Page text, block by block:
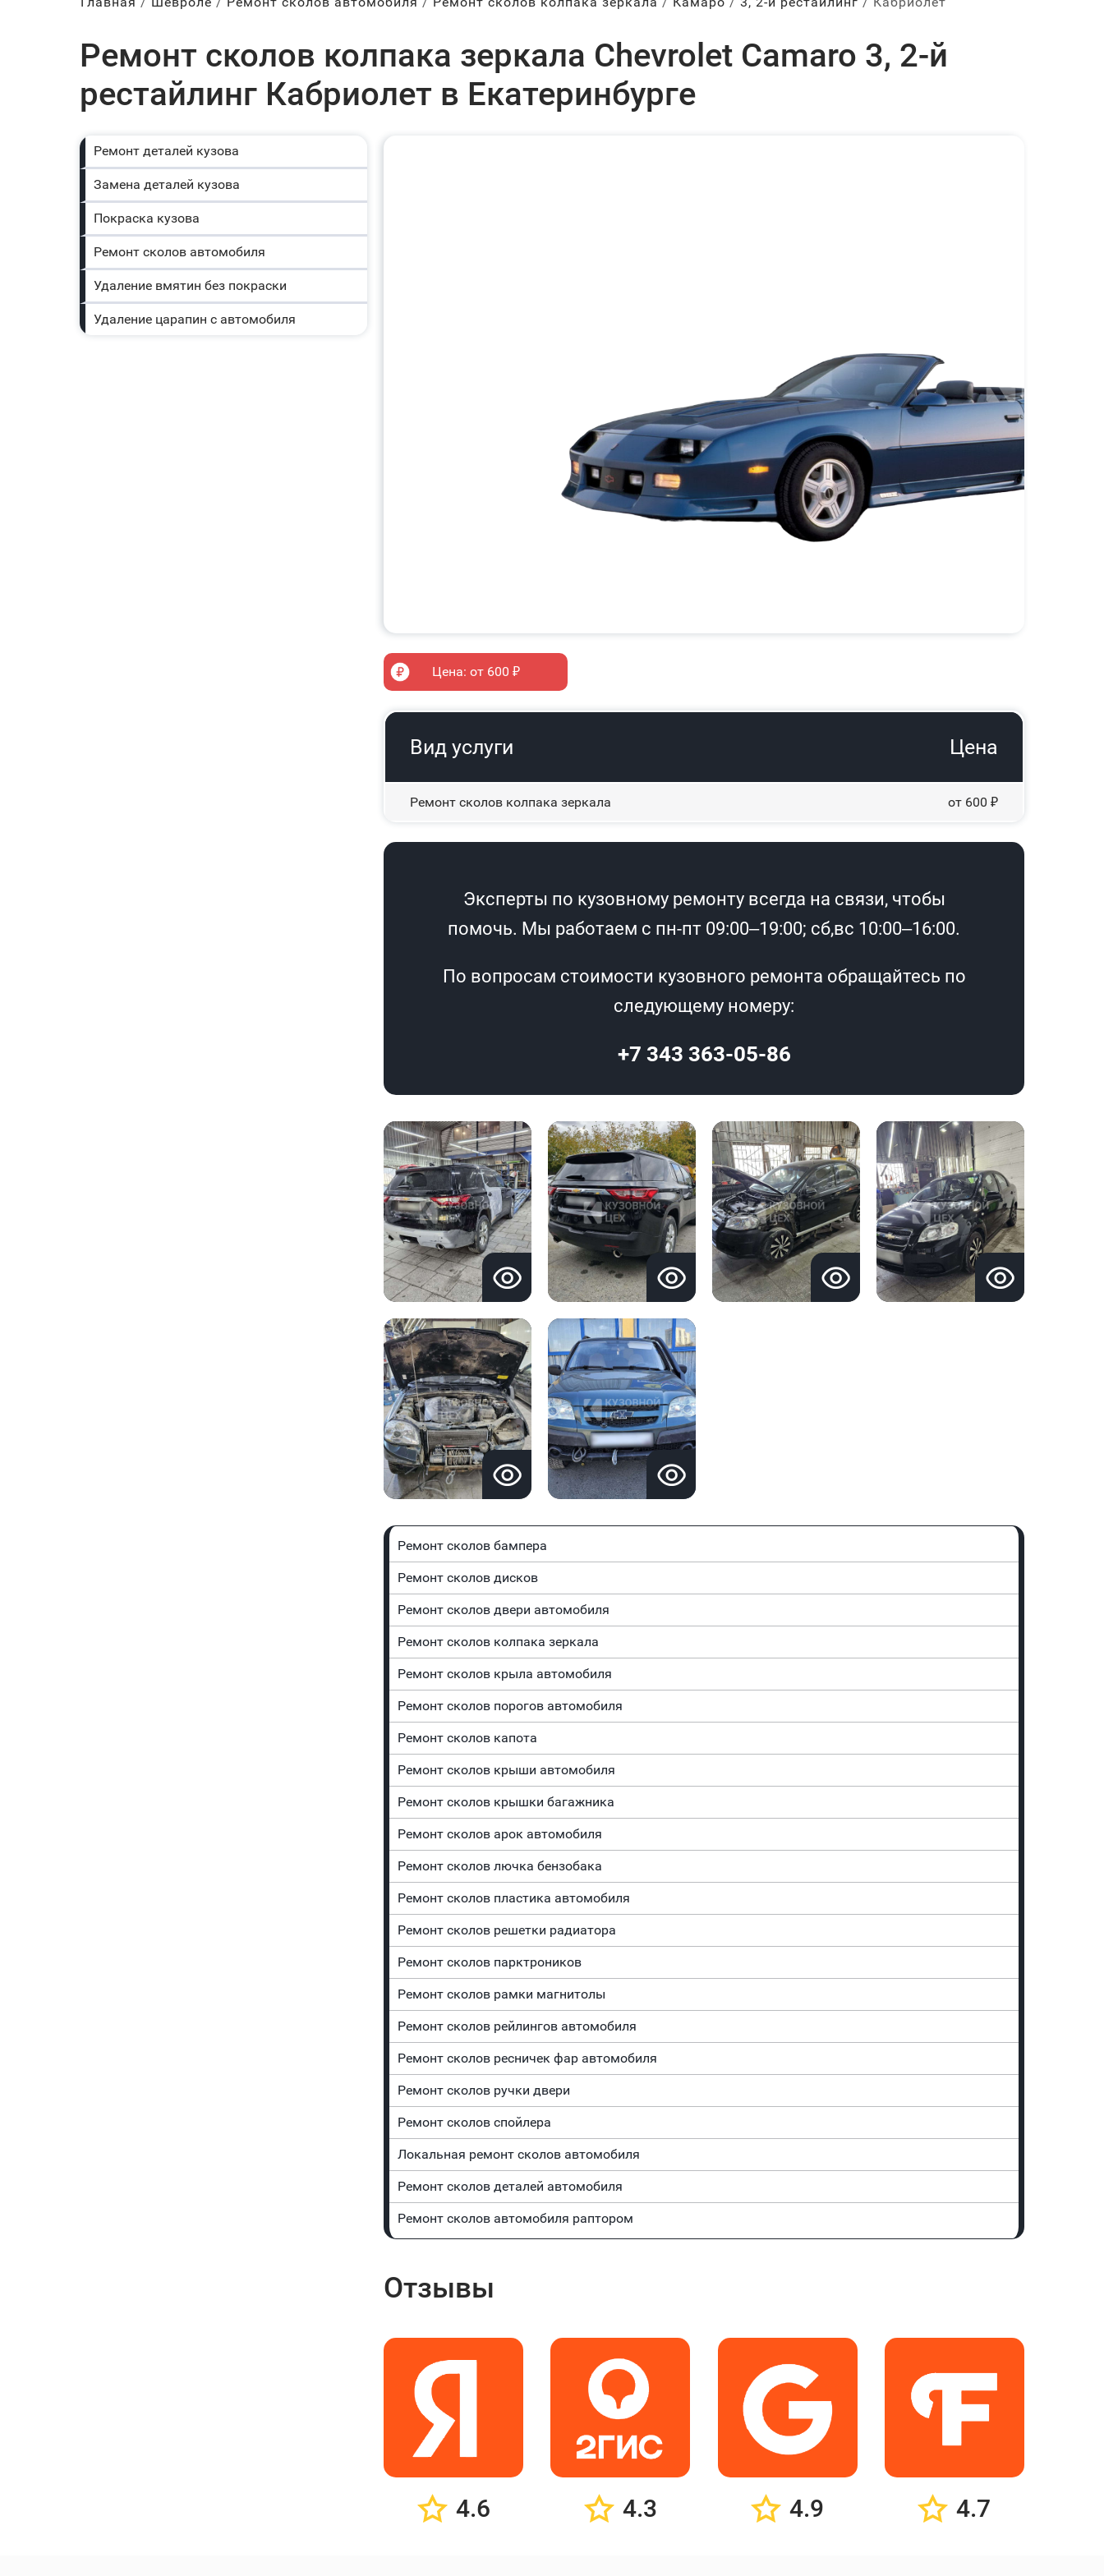
Ремонт сколов колпака зеркала Chevrolet Camaro 3, 2-й
рестайлинг Кабриолет в Екатеринбурге
Цена: от 600 ₽
Вид услуги Цена
Ремонт сколов колпака зеркала от 600 ₽
Эксперты по кузовному ремонту всегда на связи, чтобы
помочь. Мы работаем с пн-пт 09:00–19:00; сб,вс 10:00–16:00.
По вопросам стоимости кузовного ремонта обращайтесь по
следующему номеру:
+7 343 363-05-86
Ремонт сколов бампера
Ремонт сколов дисков
Ремонт сколов двери автомобиля
Ремонт сколов колпака зеркала
Ремонт сколов крыла автомобиля
Ремонт сколов порогов автомобиля
Ремонт сколов капота
Ремонт сколов крыши автомобиля
Ремонт сколов крышки багажника
Ремонт сколов арок автомобиля
Ремонт сколов лючка бензобака
Ремонт сколов пластика автомобиля
Ремонт сколов решетки радиатора
Ремонт сколов парктроников
Ремонт сколов рамки магнитолы
Ремонт сколов рейлингов автомобиля
Ремонт сколов ресничек фар автомобиля
Ремонт сколов ручки двери
Ремонт сколов спойлера
Локальная ремонт сколов автомобиля
Ремонт сколов деталей автомобиля
Ремонт сколов автомобиля раптором
Отзывы
4.6 4.3 4.9 4.7
Ремонт деталей кузова
Замена деталей кузова
Покраска кузова
Ремонт сколов автомобиля
Удаление вмятин без покраски
Удаление царапин с автомобиля